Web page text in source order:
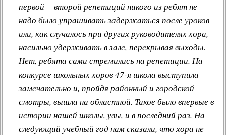
первой – второй репетиций никого из ребят не
надо было упрашивать задержаться после уроков
или, как случалось при других руководителях хора,
насильно удерживать в зале, перекрывая выходы.
Нет, ребята сами стремились на репетиции. На
конкурсе школьных хоров 47-я школа выступила
замечательно и, пройдя районный и городской
смотры, вышла на областной. Такое было впервые в
истории нашей школы, увы, и в последний раз. На
следующий учебный год нам сказали, что хора не